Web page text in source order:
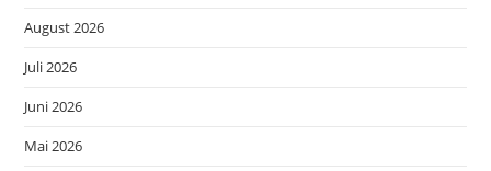
August 2026
Juli 2026
Juni 2026
Mai 2026